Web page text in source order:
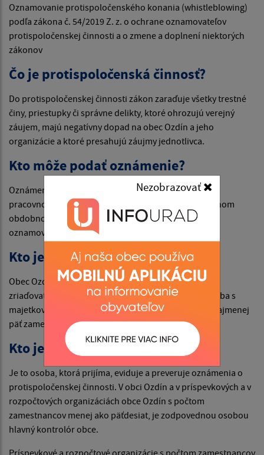
Nezobrazovať
Oznamovanie protispoločenského konania (whistleblowing)
podľa zákona č. 54/2019 Z. z. o ochrane oznamovateľov
protispoločenskej činnosti a o zmene a doplnení niektorých
zákonov
Čo je protispoločenská činnosť?
Do protispoločenskej činnosti zákon zaraďuje všetky trestné
činy, priestupky či správne delikty, ktoré ohrozujú verejný
záujem, majú negatívny dopad na obec Ozdín a jeho
organizácie a ktoré presahujú záujmy jednotlivca.
Kto môže podať oznámenie?
Oznámenie môže podať fyzická osoba, ktorá je v
pracovnoprávnom vzťahu k zamestnávateľovi alebo inom
obdobnom vzťahu k zamestnávateľovi a anonymný
oznamovateľ.
Kto je zamestnávateľom?
Obec Ozdín, príspevkové a rozpočtové organizácie v
zriaďovateľskej pôsobnosti obci Ozdín, právnická osoba s
majetkovou účasťou obce Ozdín, ktorá zamestnáva najmenej
päť zamestnancov.
Kto je zodpovedná osoba?
Je to osoba, ktorá prijíma, eviduje a preveruje oznámenia o
protispoločenskej činnosti. V obci Ozdín a v príspevkových a v
rozpočtových organizáciách obce Ozdín s počtom
zamestnancov menej ako päťdesiat, je zodpovednou osobou
hlavný kontrolór obce.
Príspevkové a rozpočtové organizácie s počtom zamestnancov